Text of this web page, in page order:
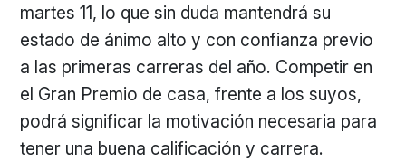
martes 11, lo que sin duda mantendrá su
estado de ánimo alto y con confianza previo
a las primeras carreras del año. Competir en
el Gran Premio de casa, frente a los suyos,
podrá significar la motivación necesaria para
tener una buena calificación y carrera.